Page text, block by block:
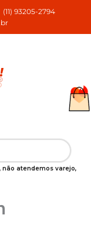
(11) 93205-2794
atendemos varejo,